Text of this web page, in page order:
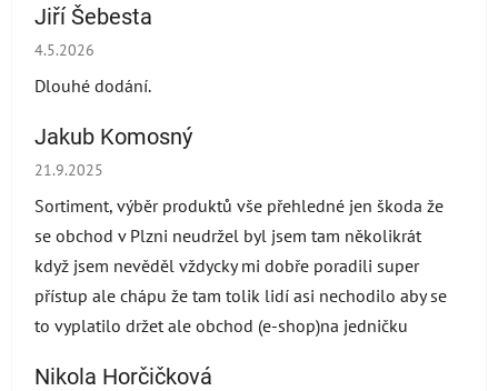
Jiří Šebesta
Hodnocení obchodu je 2 z 5 hvězdiček.
4.5.2026
Dlouhé dodání.
Jakub Komosný
Hodnocení obchodu je 5 z 5 hvězdiček.
21.9.2025
Sortiment, výběr produktů vše přehledné jen škoda že
se obchod v Plzni neudržel byl jsem tam několikrát
když jsem nevěděl vždycky mi dobře poradili super
přístup ale chápu že tam tolik lidí asi nechodilo aby se
to vyplatilo držet ale obchod (e-shop)na jedničku
Nikola Horčičková